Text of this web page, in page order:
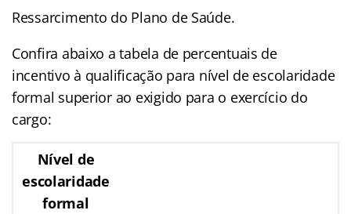
Ressarcimento do Plano de Saúde.
Confira abaixo a tabela de percentuais de
incentivo à qualificação para nível de escolaridade
formal superior ao exigido para o exercício do
cargo:
Nível de
escolaridade
formal